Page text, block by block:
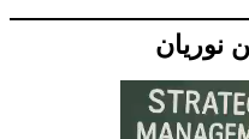
نوریان